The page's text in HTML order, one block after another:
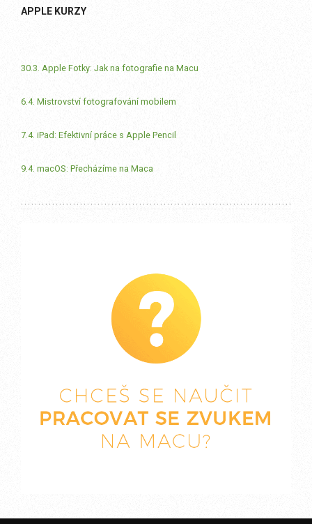
APPLE KURZY
30.3. Apple Fotky: Jak na fotografie na Macu
6.4. Mistrovství fotografování mobilem
7.4. iPad: Efektivní práce s Apple Pencil
9.4. macOS: Přecházíme na Maca